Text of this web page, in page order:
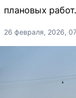
плановых работ.
26 февраля, 2026,